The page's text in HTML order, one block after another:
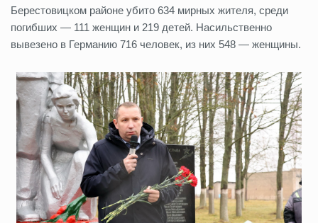
Берестовицком районе убито 634 мирных жителя, среди
погибших — 111 женщин и 219 детей. Насильственно
вывезено в Германию 716 человек, из них 548 — женщины.